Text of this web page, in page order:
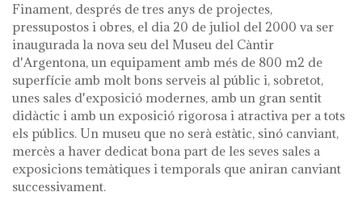
Finament, després de tres anys de projectes,
pressupostos i obres, el dia 20 de juliol del 2000 va ser
inaugurada la nova seu del Museu del Càntir
d'Argentona, un equipament amb més de 800 m2 de
superfície amb molt bons serveis al públic i, sobretot,
unes sales d'exposició modernes, amb un gran sentit
didàctic i amb un exposició rigorosa i atractiva per a tots
els públics. Un museu que no serà estàtic, sinó canviant,
mercès a haver dedicat bona part de les seves sales a
exposicions temàtiques i temporals que aniran canviant
successivament.